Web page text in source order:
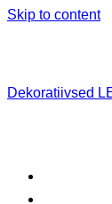
Skip to content
Dekoratiivsed